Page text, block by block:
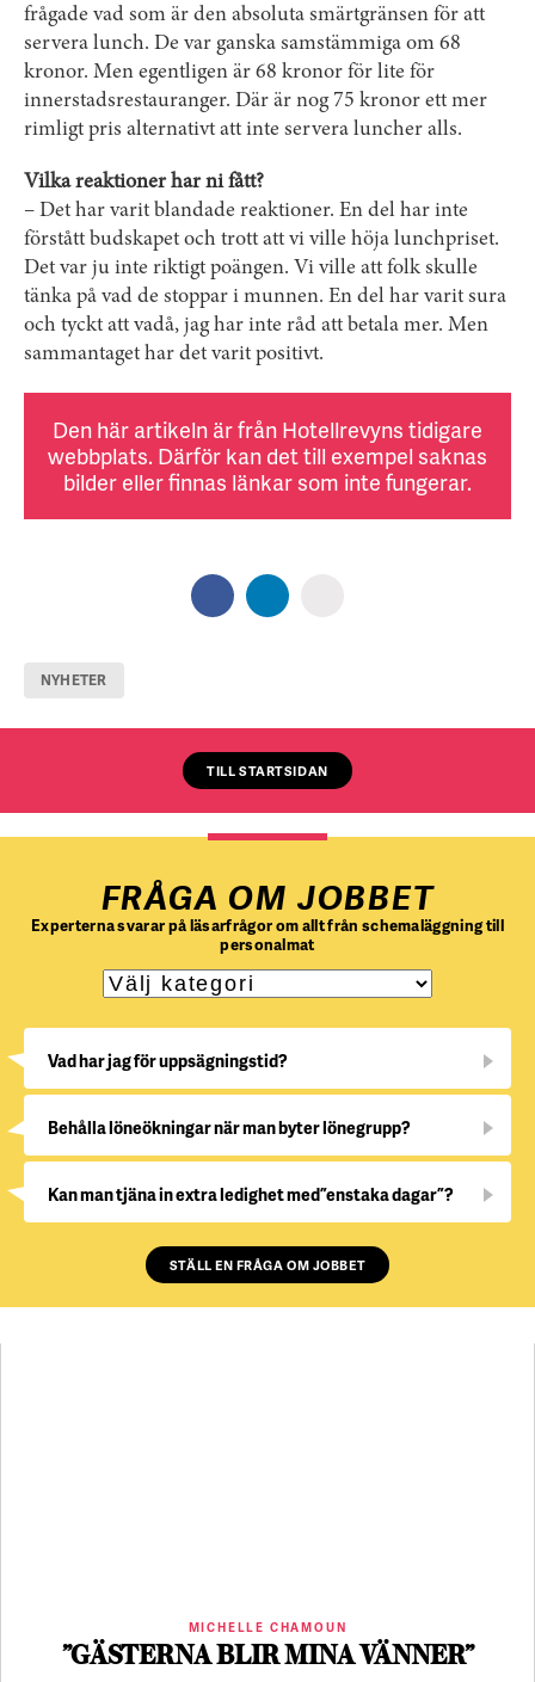
frågade vad som är den absoluta smärtgränsen för att
servera lunch. De var ganska samstämmiga om 68
kronor. Men egentligen är 68 kronor för lite för
innerstadsrestauranger. Där är nog 75 kronor ett mer
rimligt pris alternativt att inte servera luncher alls.
Vilka reaktioner har ni fått?
– Det har varit blandade reaktioner. En del har inte
förstått budskapet och trott att vi ville höja lunchpriset.
Det var ju inte riktigt poängen. Vi ville att folk skulle
tänka på vad de stoppar i munnen. En del har varit sura
och tyckt att vadå, jag har inte råd att betala mer. Men
sammantaget har det varit positivt.
Den här artikeln är från Hotellrevyns tidigare
webbplats. Därför kan det till exempel saknas
bilder eller finnas länkar som inte fungerar.
NYHETER
TILL STARTSIDAN
FRÅGA OM JOBBET
Experterna svarar på läsarfrågor om allt från schemaläggning till
personalmat
Vad har jag för uppsägningstid?
Behålla löneökningar när man byter lönegrupp?
Kan man tjäna in extra ledighet med ”enstaka dagar”?
STÄLL EN FRÅGA OM JOBBET
MICHELLE CHAMOUN
”GÄSTERNA BLIR MINA VÄNNER”